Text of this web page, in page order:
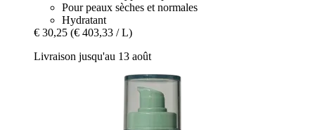
Pour peaux sèches et normales
Hydratant
€ 30,25 (€ 403,33 / L)
Livraison jusqu'au 13 août